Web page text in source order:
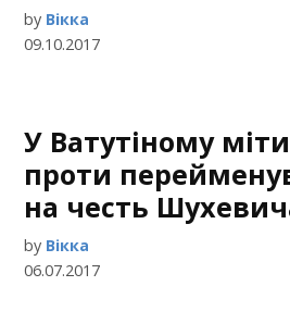
by Вікка
09.10.2017
У Ватутіному
проти
на честь
by Вікка
06.07.2017